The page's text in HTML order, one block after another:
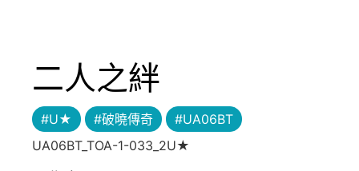
二人之絆
#U★ #破曉傳奇
#UA06BT
UA06BT_TOA-1-033_2U★